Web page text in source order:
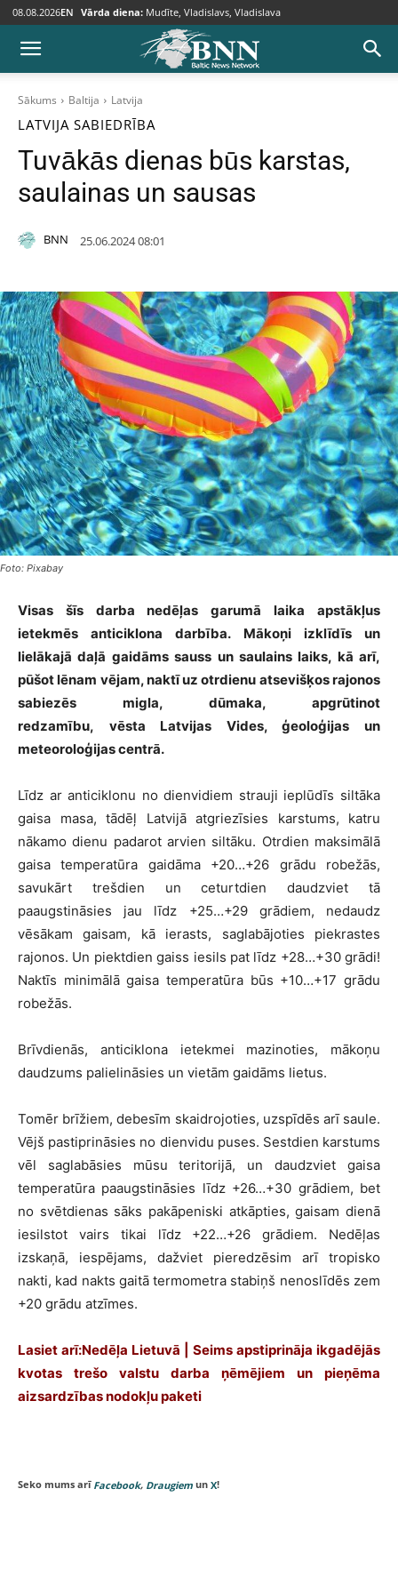
08.08.2026EN Vārda diena: Mudīte, Vladislavs, Vladislava
Sākums Baltija Latvija
LATVIJA SABIEDRĪBA
Tuvākās dienas būs karstas,
saulainas un sausas
BNN 25.06.2024 08:01
Foto: Pixabay
Visas šīs darba nedēļas garumā laika apstākļus
ietekmēs anticiklona darbība. Mākoņi izklīdīs un
lielākajā daļā gaidāms sauss un saulains laiks, kā arī,
pūšot lēnam vējam, naktī uz otrdienu atsevišķos rajonos
sabiezēs migla, dūmaka, apgrūtinot
redzamību, vēsta Latvijas Vides, ģeoloģijas un
meteoroloģijas centrā.
Līdz ar anticiklonu no dienvidiem strauji ieplūdīs siltāka
gaisa masa, tādēļ Latvijā atgriezīsies karstums, katru
nākamo dienu padarot arvien siltāku. Otrdien maksimālā
gaisa temperatūra gaidāma +20…+26 grādu robežās,
savukārt trešdien un ceturtdien daudzviet tā
paaugstināsies jau līdz +25…+29 grādiem, nedaudz
vēsākam gaisam, kā ierasts, saglabājoties piekrastes
rajonos. Un piektdien gaiss iesils pat līdz +28…+30 grādi!
Naktīs minimālā gaisa temperatūra būs +10…+17 grādu
robežās.
Brīvdienās, anticiklona ietekmei mazinoties, mākoņu
daudzums palielināsies un vietām gaidāms lietus.
Tomēr brīžiem, debesīm skaidrojoties, uzspīdēs arī saule.
Vējš pastiprināsies no dienvidu puses. Sestdien karstums
vēl saglabāsies mūsu teritorijā, un daudzviet gaisa
temperatūra paaugstināsies līdz +26…+30 grādiem, bet
no svētdienas sāks pakāpeniski atkāpties, gaisam dienā
iesilstot vairs tikai līdz +22…+26 grādiem. Nedēļas
izskaņā, iespējams, dažviet pieredzēsim arī tropisko
nakti, kad nakts gaitā termometra stabiņš nenoslīdēs zem
+20 grādu atzīmes.
Lasiet arī:Nedēļa Lietuvā | Seims apstiprināja ikgadējās
kvotas trešo valstu darba ņēmējiem un pieņēma
aizsardzības nodokļu paketi
Seko mums arī Facebook, Draugiem un X!